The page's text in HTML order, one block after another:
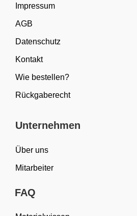
Impressum
AGB
Datenschutz
Kontakt
Wie bestellen?
Rückgaberecht
Unternehmen
Über uns
Mitarbeiter
FAQ